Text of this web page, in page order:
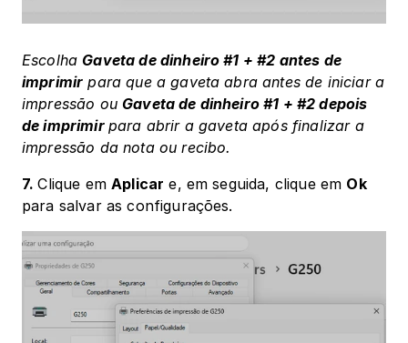
Escolha Gaveta de dinheiro #1 + #2 antes de
imprimir para que a gaveta abra antes de iniciar a
impressão ou Gaveta de dinheiro #1 + #2 depois
de imprimir para abrir a gaveta após finalizar a
impressão da nota ou recibo.
7. Clique em Aplicar e, em seguida, clique em Ok
para salvar as configurações.